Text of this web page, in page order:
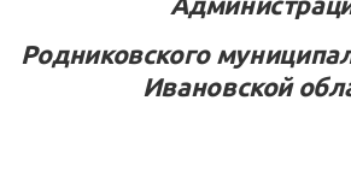
Родниковского
Ивановской